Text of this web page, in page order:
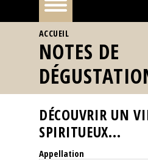
À
la
une
Reportages
Nos
VOUS ÊTES ICI
ACCUEIL
NOTES DE
DÉCOUVRIR UN
SPIRITUEUX...
Appellation